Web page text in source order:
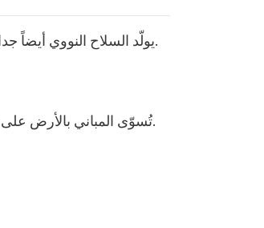
يولّد السلاح النووي أيضاً جدارًا هائلاً وسريع الحركة من الهواء عالي الضغط يُعرف بموجة الصدمة، والتي تمتدّ إلى الخارج لمسافات تصل إلى عدة كيلومترات.
تُسوّى المباني بالأرض على نطاق واسع، فيما يُسحق العديد من الأشخاص حتى الموت، وتتحول الأجسام المتناثرة إلى مقذوفات تنطلق في الهواء كالصواريخ.